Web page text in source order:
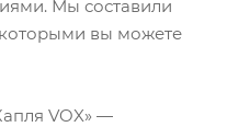
Мы составили
которыми вы можете
VOX» —